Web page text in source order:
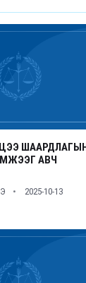
АВЧ
2025-10-13